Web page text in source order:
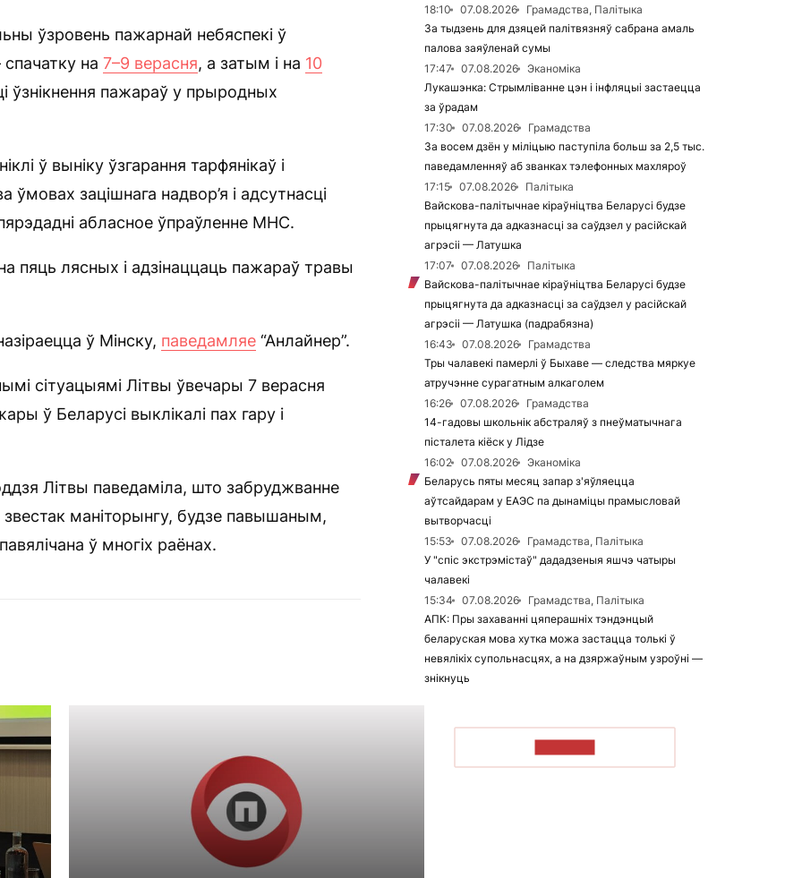
ўзровень пажарнай небяспекі ў
на 7–9 верасня, а затым і на 10
ўзнікнення пажараў у прыродных
ў выніку ўзгарання тарфянікаў і
ўмовах зацішнага надвор’я і адсутнасці
абласное ўпраўленне МНС.
пяць лясных і адзінаццаць пажараў травы
ў Мінску, паведамляе “Анлайнер”.
сітуацыямі Літвы ўвечары 7 верасня
ў Беларусі выклікалі пах гару і
Літвы паведаміла, што забруджванне
звестак маніторынгу, будзе павышаным,
ў многіх раёнах.
18:10
07.08.2026
Грамадства, Палітыка
За тыдзень для дзяцей палітвязняў сабрана амаль
палова заяўленай сумы
17:47
07.08.2026
Эканоміка
Лукашэнка: Стрымліванне цэн і інфляцыі застаецца
за ўрадам
17:30
07.08.2026
Грамадства
За восем дзён у міліцыю паступіла больш за 2,5 тыс.
паведамленняў аб званках тэлефонных махляроў
17:15
07.08.2026
Палітыка
Вайскова-палітычнае кіраўніцтва Беларусі будзе
прыцягнута да адказнасці за саўдзел у расійскай
агрэсіі — Латушка
17:07
07.08.2026
Палітыка
Вайскова-палітычнае кіраўніцтва Беларусі будзе
прыцягнута да адказнасці за саўдзел у расійскай
агрэсіі — Латушка (падрабязна)
16:43
07.08.2026
Грамадства
Тры чалавекі памерлі ў Быхаве — следства мяркуе
атручэнне сурагатным алкаголем
16:26
07.08.2026
Грамадства
14-гадовы школьнік абстраляў з пнеўматычнага
пісталета кіёск у Лідзе
16:02
07.08.2026
Эканоміка
Беларусь пяты месяц запар з'яўляецца
аўтсайдарам у ЕАЭС па дынаміцы прамысловай
вытворчасці
15:53
07.08.2026
Грамадства, Палітыка
У "спіс экстрэмістаў" дададзеныя яшчэ чатыры
чалавекі
15:34
07.08.2026
Грамадства, Палітыка
АПК: Пры захаванні цяперашніх тэндэнцый
беларуская мова хутка можа застацца толькі ў
невялікіх супольнасцях, а на дзяржаўным узроўні —
знікнуць